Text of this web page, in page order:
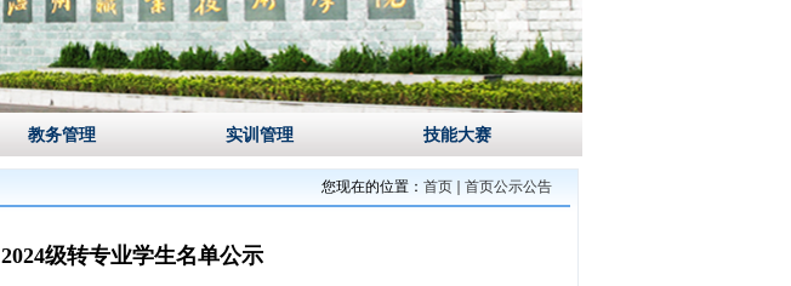
教务管理 实训管理 技能大赛
您现在的位置： 首页 首页公示公告
2024级转专业学生名单公示